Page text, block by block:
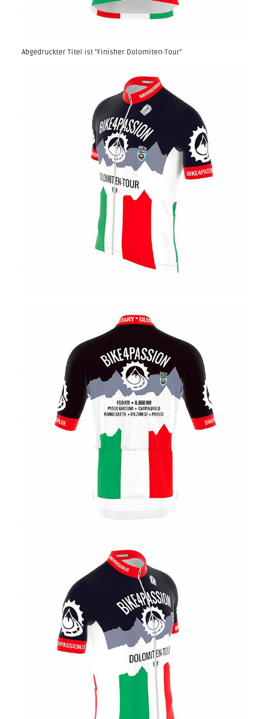
Abgedruckter Titel ist "Finisher Dolomiten-Tour"